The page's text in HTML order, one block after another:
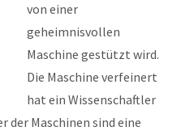
von einer
geheimnisvollen
Maschine gestützt wird.
Die Maschine verfeinert
hat ein Wissenschaftler
der Maschinen sind eine